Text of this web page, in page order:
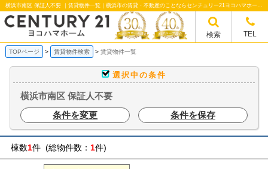
横浜市南区 保証人不要 ｜賃貸物件一覧｜横浜市の賃貸・不動産のことならセンチュリー21ヨコハマホームへ！横浜市の賃貸仲介や不動産売却・買取、不動産管理など不動産のことならなんでもご相談ください。
検索 TEL
TOPページ 賃貸物件検索 賃貸物件一覧
選択中の条件
横浜市南区 保証人不要
条件を変更
条件を保存
棟数1件 (総物件数： 1件)